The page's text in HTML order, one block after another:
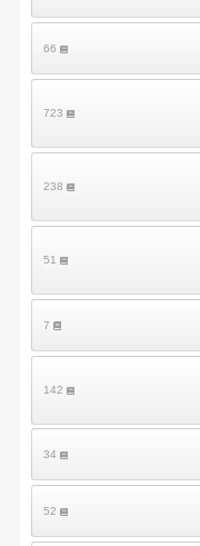
66
723
238
51
7
142
34
52